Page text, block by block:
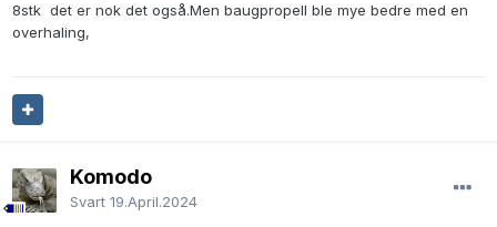
8stk det er nok det også.Men baugpropell ble mye bedre med en
overhaling,
Komodo
Svart 19.April.2024